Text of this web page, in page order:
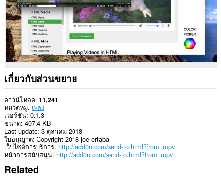
This
extension
can
write
data
into
the
clipboard.
ส่วน
ขยาย
นี้
สามารถ
อ่าน
และ
ปรับ
เปลี่ยน
ประวัติการ
ท่อง
เว็บ
ของ
คุณ
เกี่ยวกับส่วนขยาย
ดาวน์โหลด 11,241
หมวดหมู่ เพลง
เวอร์ชัน 0.1.3
ขนาด 407.4 KB
Last update 3 ตุลาคม 2018
ใบอนุญาต Copyright 2018 joe-ertaba
เว็บไซต์การบริการ http://add0n.com/send-to.html?from=mpv
หน้าการสนับสนุน http://add0n.com/send-to.html?from=mpv
Related